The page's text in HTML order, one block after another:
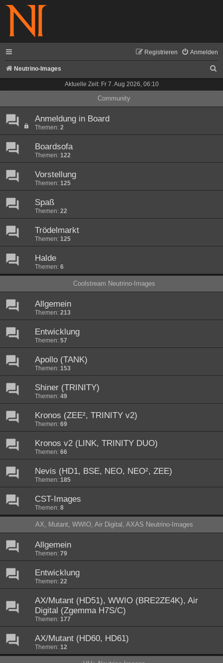
Anmelden
Registrieren
Neutrino-Images
h
Aktuelle Zeit: Fr 7. Aug 2026, 06:10
Community
Anmeldung in Board
Themen: 2
Boardsofa
Themen: 122
Vorstellung
Themen: 125
Spaß
Themen: 22
Trödelmarkt
Themen: 125
Halde
Themen: 6
Coolstream Neutrino-Images
Allgemein
Themen: 213
Entwicklung
Themen: 57
Apollo (TANK)
Themen: 153
Shiner (TRINITY)
Themen: 49
Kronos (ZEE², TRINITY v2)
Themen: 69
Kronos v2 (LINK, TRINITY DUO)
Themen: 66
Nevis (HD1, BSE, NEO, NEO², ZEE)
Themen: 185
CST-Images
Themen: 8
AX, Mutant, WWIO, Air Digital, AXAS Neutrino-Images
Allgemein
Themen: 79
Entwicklung
Themen: 22
AX/Mutant (HD51), WWIO (BRE2ZE4K), Air
Digital (Zgemma H7S/C)
Themen: 177
AX/Mutant (HD60, HD61)
Themen: 12